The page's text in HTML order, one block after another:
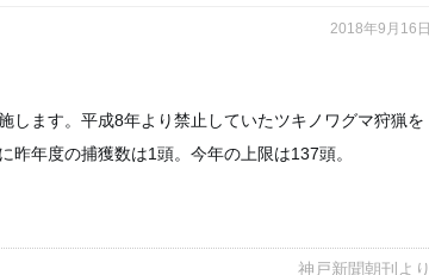
2018年9月16日
します。平成8年より禁止していたツキノワグマ狩猟を
年度の捕獲数は1頭。今年の上限は137頭。
神戸新聞朝刊より